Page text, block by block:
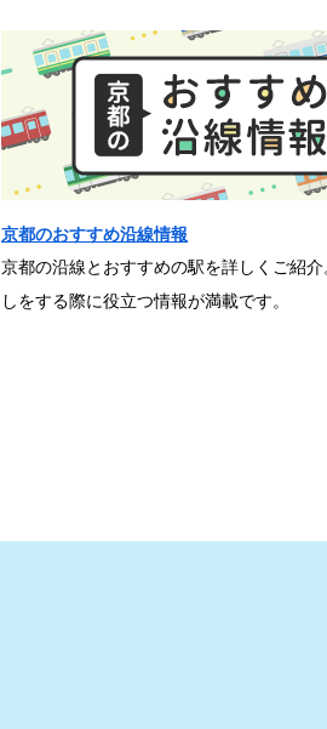
京都のおすすめ沿線情報
京都の沿線とおすすめの駅を詳しくご紹
しをする際に役立つ情報が満載です。